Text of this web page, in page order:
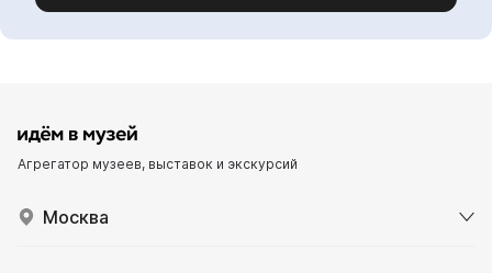
Агрегатор музеев, выставок и экскурсий
Москва